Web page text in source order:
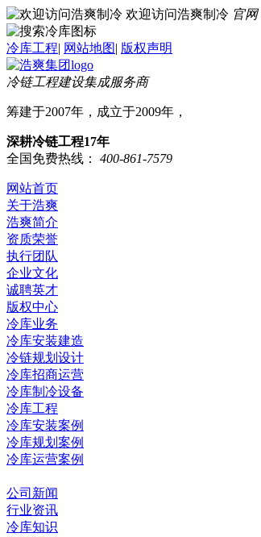
欢迎访问浩爽制冷 官网
冷库工程| 网站地图| 版权声明
冷链工程建设集成服务商
筹建于2007年，成立于2009年，
深耕冷链工程17年
全国免费热线：
400-861-7579
网站首页
关于浩爽
浩爽简介
资质荣誉
执行团队
企业文化
诚聘英才
版权中心
冷库业务
冷库安装建造
冷链规划设计
冷库招商运营
冷库制冷设备
冷库工程
冷库安装案例
冷库规划案例
冷库运营案例
公司新闻
行业资讯
冷库知识